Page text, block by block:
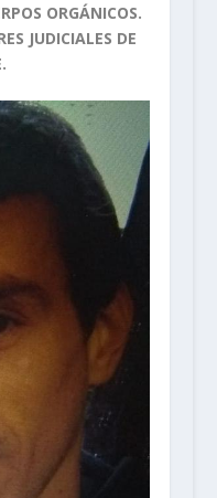
ORGÁNICOS.
JUDICIALES DE